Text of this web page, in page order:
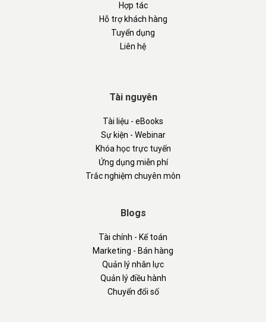
Hợp tác
Hỗ trợ khách hàng
Tuyển dụng
Liên hệ
Tài nguyên
Tài liệu - eBooks
Sự kiện - Webinar
Khóa học trực tuyến
Ứng dụng miễn phí
Trắc nghiệm chuyên môn
Blogs
Tài chính - Kế toán
Marketing - Bán hàng
Quản lý nhân lực
Quản lý điều hành
Chuyển đổi số